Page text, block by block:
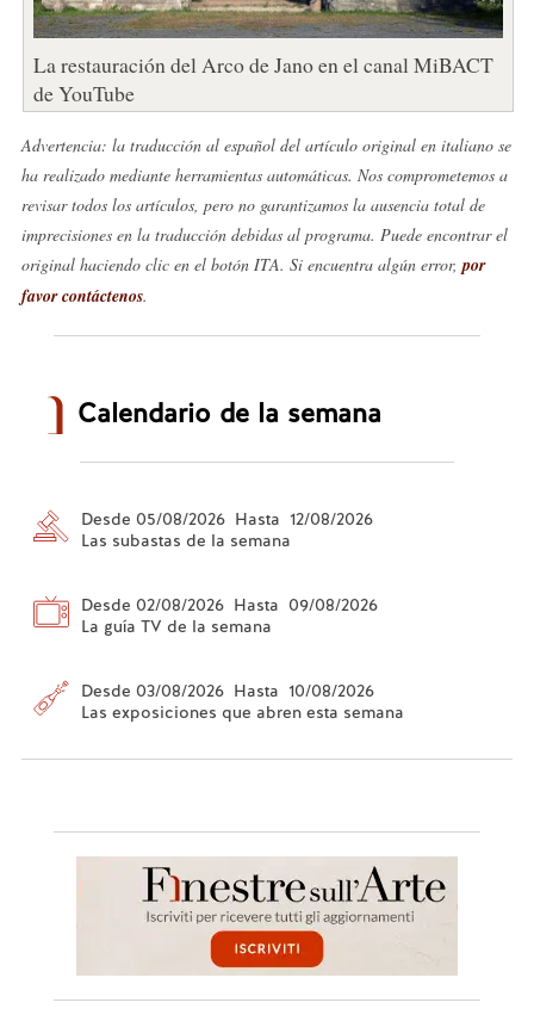
La restauración del Arco de Jano en el canal MiBACT
de YouTube
Advertencia: la traducción al español del artículo original en italiano se
ha realizado mediante herramientas automáticas. Nos comprometemos a
revisar todos los artículos, pero no garantizamos la ausencia total de
imprecisiones en la traducción debidas al programa. Puede encontrar el
original haciendo clic en el botón ITA. Si encuentra algún error, por
favor contáctenos.
Calendario de la semana
Desde 05/08/2026 Hasta 12/08/2026
Las subastas de la semana
Desde 02/08/2026 Hasta 09/08/2026
La guía TV de la semana
Desde 03/08/2026 Hasta 10/08/2026
Las exposiciones que abren esta semana